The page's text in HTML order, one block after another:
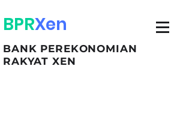
BANK PEREKONOMIAN
RAKYAT XEN
BPRXen